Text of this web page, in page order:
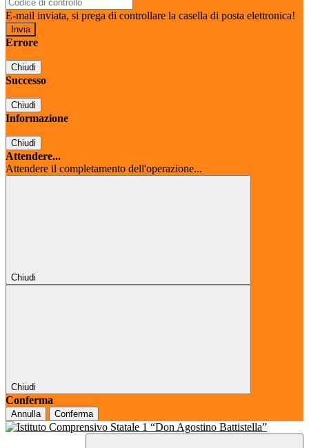
E-mail inviata, si prega di controllare la casella di posta elettronica!
Errore
Chiudi
Successo
Chiudi
Informazione
Chiudi
Attendere...
Attendere il completamento dell'operazione...
Chiudi
Chiudi
Conferma
Annulla Conferma